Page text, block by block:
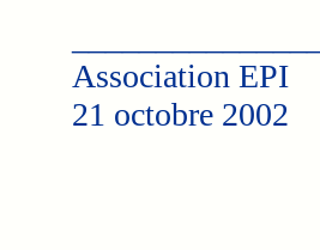
Association EPI
21 octobre 2002